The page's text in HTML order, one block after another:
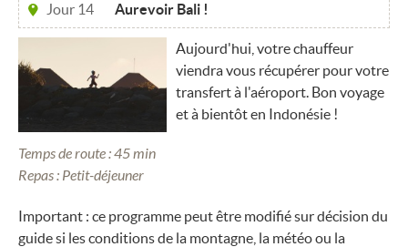
Jour 14 Aurevoir Bali !
Aujourd'hui, votre chauffeur
viendra vous récupérer pour votre
transfert à l'aéroport. Bon voyage
et à bientôt en Indonésie !
Temps de route : 45 min
Repas : Petit-déjeuner
Important : ce programme peut être modifié sur décision du
guide si les conditions de la montagne, la météo ou la